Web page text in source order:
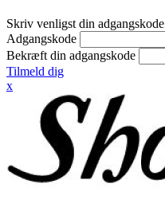
Skriv venligst din adgangskode
Adgangskode
Bekræft din adgangskode
Tilmeld dig
x